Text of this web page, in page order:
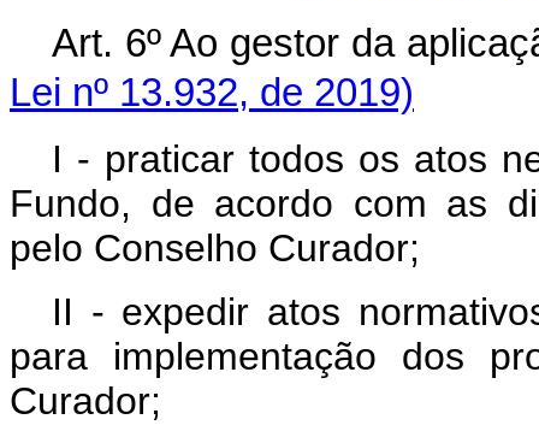
Art. 6º Ao gestor da
Lei nº 13.932, de 2019)
I - praticar todos os atos
Fundo, de acordo com as
pelo Conselho Curador;
II - expedir atos
para implementação dos
Curador;